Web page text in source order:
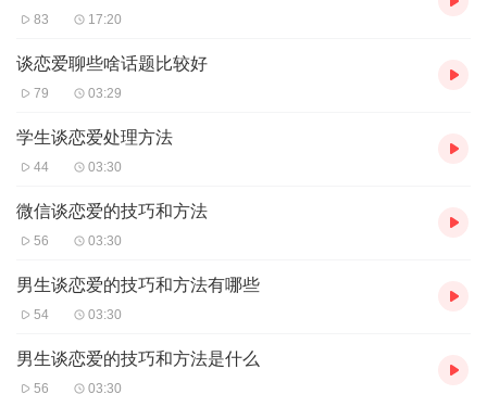
83 17:20
谈恋爱聊些啥话题比较好
79 03:29
学生谈恋爱处理方法
44 03:30
微信谈恋爱的技巧和方法
56 03:30
男生谈恋爱的技巧和方法有哪些
54 03:30
男生谈恋爱的技巧和方法是什么
56 03:30